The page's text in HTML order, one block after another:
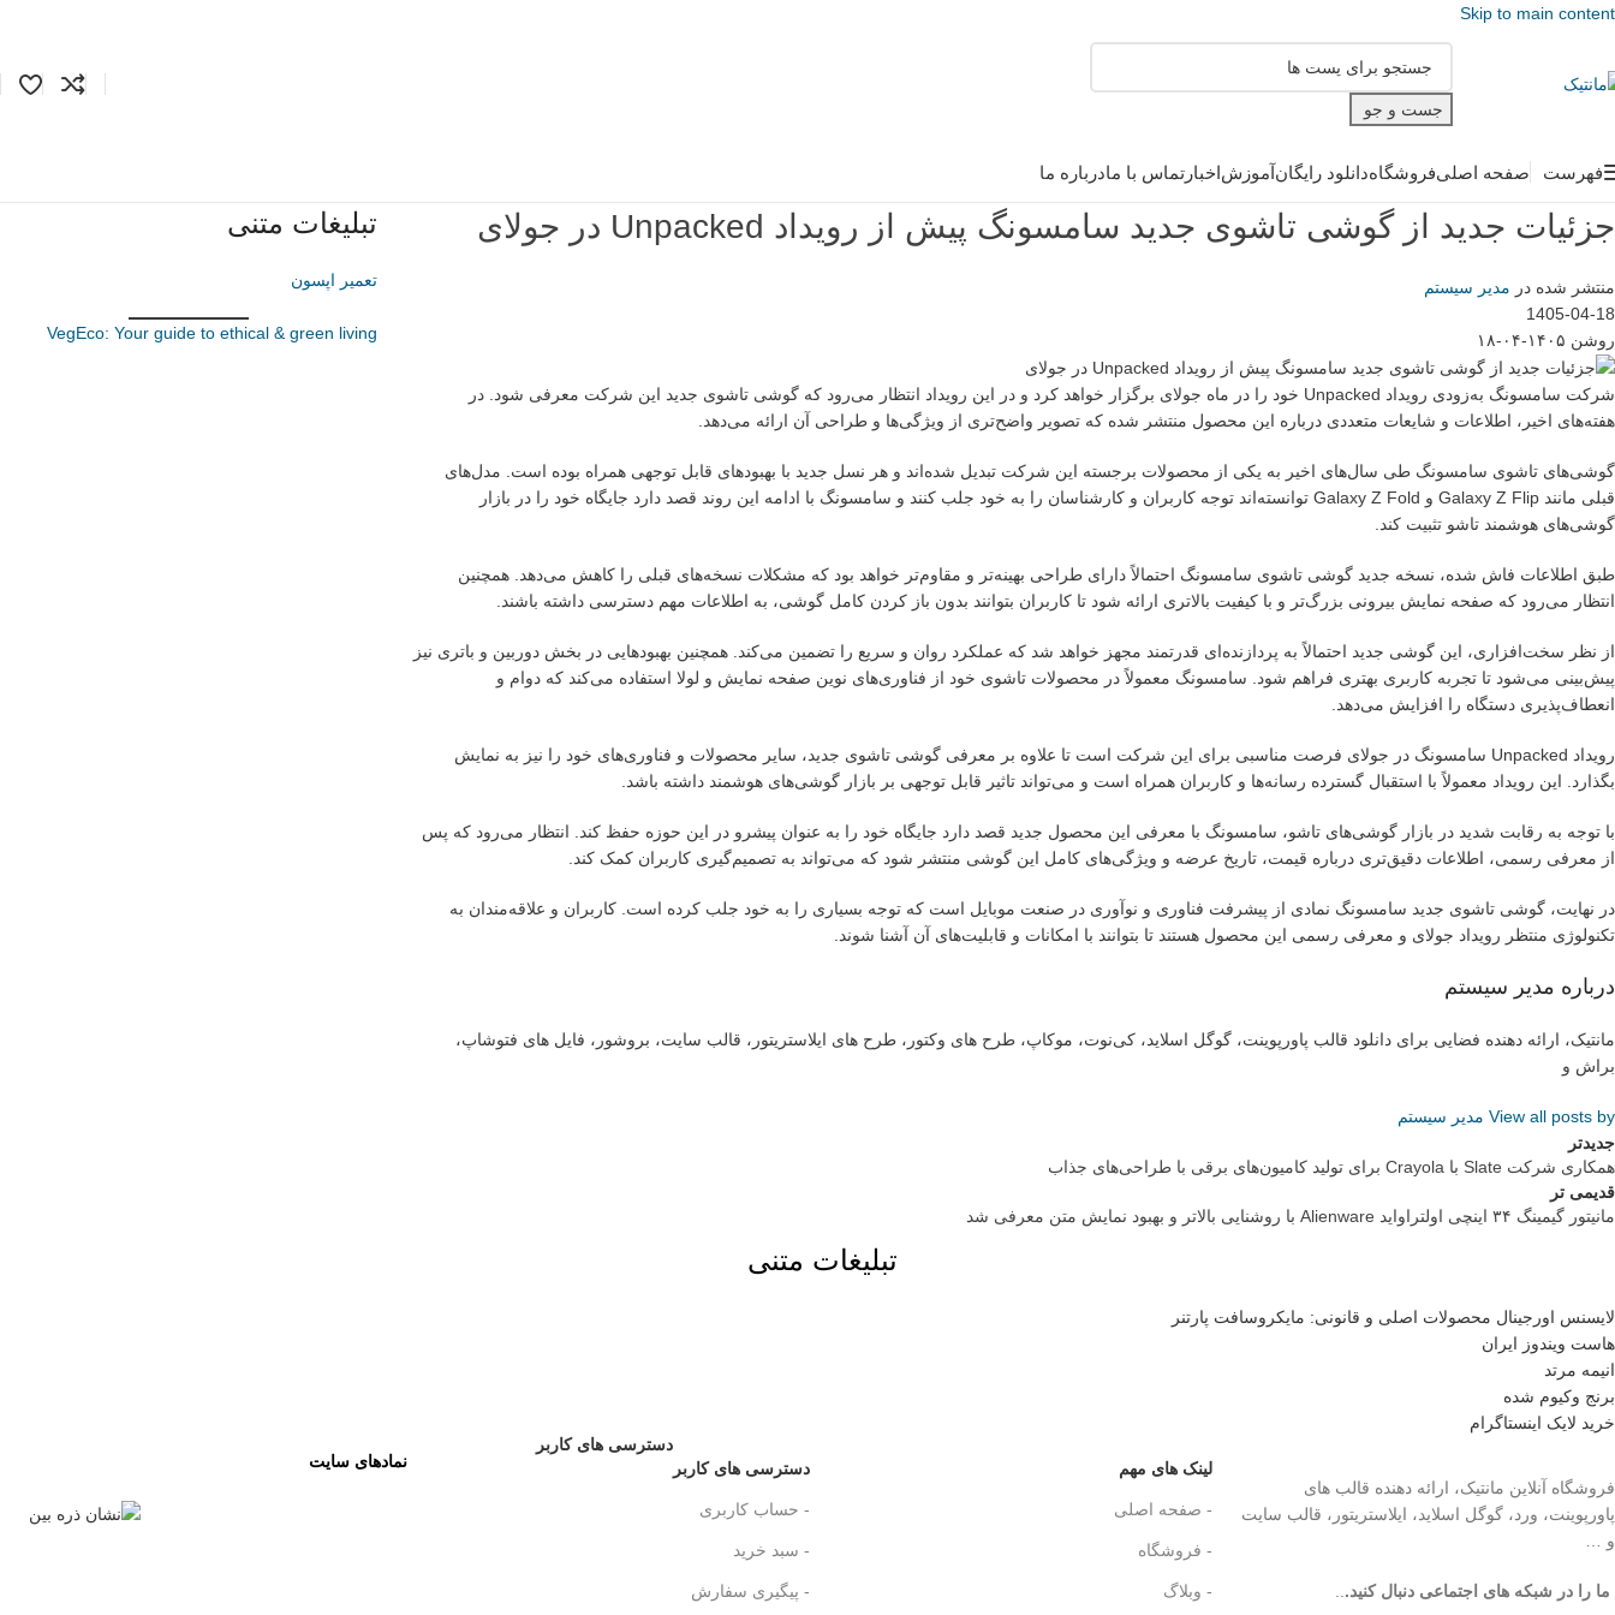
Skip to main content
جست و جو
فهرست صفحه اصلیفروشگاهدانلود رایگانآموزشاخبار تماس با مادرباره ما
جزئیات جدید از گوشی تاشوی جدید سامسونگ پیش از رویداد Unpacked در جولای
منتشر شده در مدیر سیستم
1405-04-18
روشن ۱۴۰۵-۰۴-۱۸
شرکت سامسونگ به‌زودی رویداد Unpacked خود را در ماه جولای برگزار خواهد کرد و در این رویداد انتظار می‌رود که گوشی تاشوی جدید این شرکت معرفی شود. در
هفته‌های اخیر، اطلاعات و شایعات متعددی درباره این محصول منتشر شده که تصویر واضح‌تری از ویژگی‌ها و طراحی آن ارائه می‌دهد.
گوشی‌های تاشوی سامسونگ طی سال‌های اخیر به یکی از محصولات برجسته این شرکت تبدیل شده‌اند و هر نسل جدید با بهبودهای قابل توجهی همراه بوده است. مدل‌های
قبلی مانند Galaxy Z Flip و Galaxy Z Fold توانسته‌اند توجه کاربران و کارشناسان را به خود جلب کنند و سامسونگ با ادامه این روند قصد دارد جایگاه خود را در بازار
گوشی‌های هوشمند تاشو تثبیت کند.
طبق اطلاعات فاش شده، نسخه جدید گوشی تاشوی سامسونگ احتمالاً دارای طراحی بهینه‌تر و مقاوم‌تر خواهد بود که مشکلات نسخه‌های قبلی را کاهش می‌دهد. همچنین
انتظار می‌رود که صفحه نمایش بیرونی بزرگ‌تر و با کیفیت بالاتری ارائه شود تا کاربران بتوانند بدون باز کردن کامل گوشی، به اطلاعات مهم دسترسی داشته باشند.
از نظر سخت‌افزاری، این گوشی جدید احتمالاً به پردازنده‌ای قدرتمند مجهز خواهد شد که عملکرد روان و سریع را تضمین می‌کند. همچنین بهبودهایی در بخش دوربین و باتری نیز
پیش‌بینی می‌شود تا تجربه کاربری بهتری فراهم شود. سامسونگ معمولاً در محصولات تاشوی خود از فناوری‌های نوین صفحه نمایش و لولا استفاده می‌کند که دوام و
انعطاف‌پذیری دستگاه را افزایش می‌دهد.
رویداد Unpacked سامسونگ در جولای فرصت مناسبی برای این شرکت است تا علاوه بر معرفی گوشی تاشوی جدید، سایر محصولات و فناوری‌های خود را نیز به نمایش
بگذارد. این رویداد معمولاً با استقبال گسترده رسانه‌ها و کاربران همراه است و می‌تواند تاثیر قابل توجهی بر بازار گوشی‌های هوشمند داشته باشد.
با توجه به رقابت شدید در بازار گوشی‌های تاشو، سامسونگ با معرفی این محصول جدید قصد دارد جایگاه خود را به عنوان پیشرو در این حوزه حفظ کند. انتظار می‌رود که پس
از معرفی رسمی، اطلاعات دقیق‌تری درباره قیمت، تاریخ عرضه و ویژگی‌های کامل این گوشی منتشر شود که می‌تواند به تصمیم‌گیری کاربران کمک کند.
در نهایت، گوشی تاشوی جدید سامسونگ نمادی از پیشرفت فناوری و نوآوری در صنعت موبایل است که توجه بسیاری را به خود جلب کرده است. کاربران و علاقه‌مندان به
تکنولوژی منتظر رویداد جولای و معرفی رسمی این محصول هستند تا بتوانند با امکانات و قابلیت‌های آن آشنا شوند.
درباره مدیر سیستم
مانتیک، ارائه دهنده فضایی برای دانلود قالب پاورپوینت، گوگل اسلاید، کی‌نوت، موکاپ، طرح های وکتور، طرح های ایلاستریتور، قالب سایت، بروشور، فایل های فتوشاپ،
براش و
View all posts by مدیر سیستم
جدیدتر
همکاری شرکت Slate با Crayola برای تولید کامیون‌های برقی با طراحی‌های جذاب
قدیمی تر
مانیتور گیمینگ ۳۴ اینچی اولتراواید Alienware با روشنایی بالاتر و بهبود نمایش متن معرفی شد
تبلیغات متنی
تعمیر اپسون
VegEco: Your guide to ethical & green living
تبلیغات متنی
لایسنس اورجینال محصولات اصلی و قانونی: مایکروسافت پارتنر
هاست ویندوز ایران
انیمه مرتد
برنج وکیوم شده
خرید لایک اینستاگرام
فروشگاه آنلاین مانتیک، ارائه دهنده قالب های
پاورپوینت، ورد، گوگل اسلاید، ایلاستریتور، قالب سایت
و …
ما را در شبکه های اجتماعی دنبال کنید...
لینک های مهم
- صفحه اصلی
- فروشگاه
- وبلاگ
دسترسی های کاربر
دسترسی های کاربر
- حساب کاربری
- سبد خرید
- پیگیری سفارش
نمادهای سایت